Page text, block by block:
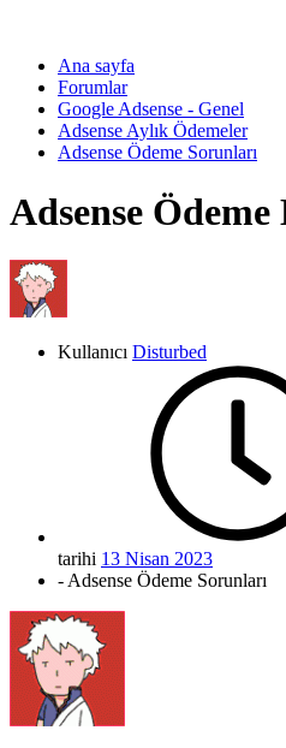
Ana sayfa
Forumlar
Google Adsense - Genel
Adsense Aylık Ödemeler
Adsense Ödeme Sorunları
Adsense
Kullanıcı Disturbed
tarihi 13 Nisan 2023
- Adsense Ödeme Sorunları